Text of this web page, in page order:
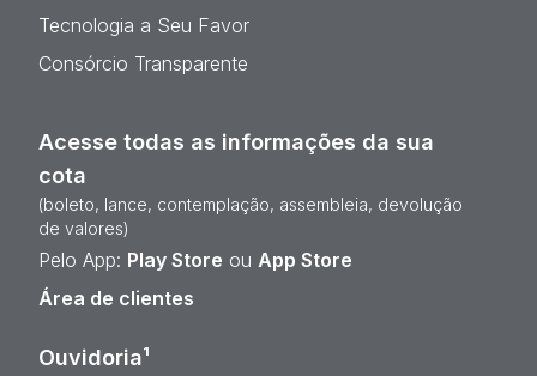
Tecnologia a Seu Favor
Consórcio Transparente
Acesse todas as informações da sua
cota
(boleto, lance, contemplação, assembleia, devolução
de valores)
Pelo App: Play Store ou App Store
Área de clientes
Ouvidoria¹